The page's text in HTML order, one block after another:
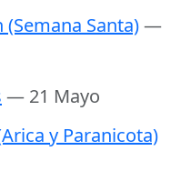
Santa)—
— 21 Mayo
y Paranicota)